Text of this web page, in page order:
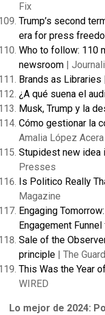
Fix
Trump’s second
era for press
Who to follow: 110
newsroom |
Brands as Libraries
¿A qué suena el
Musk, Trump y la
Cómo gestionar la
Amalia López Acera
Stupidest new idea
Presses
Is Politico Really
Magazine
Engaging
Engagement
Sale of the
principle | The
This Was the Year
WIRED
Lo mejor de 2024: